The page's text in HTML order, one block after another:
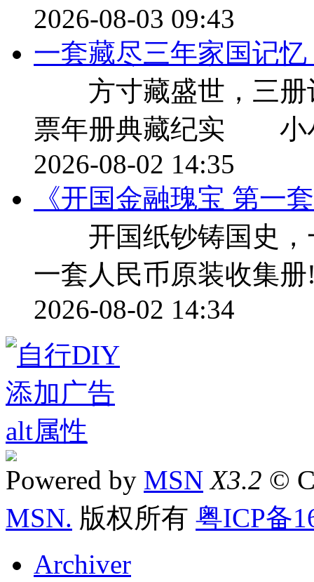
2026-08-03 09:43
一套藏尽三年家国记
方寸藏盛世，三册
票年册典藏纪实 小
2026-08-02 14:35
《开国金融瑰宝 第一
开国纸钞铸国史，
一套人民币原装收
2026-08-02 14:34
Powered by MSN X3.2 ©
MSN. 版权所有 粤ICP备
Archiver